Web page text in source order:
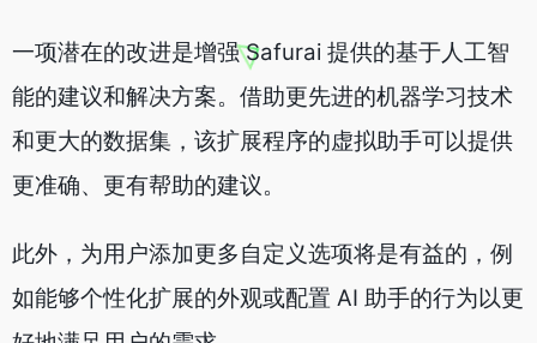
一项潜在的改进是增强 Safurai 提供的基于人工智
能的建议和解决方案。借助更先进的机器学习技术
和更大的数据集，该扩展程序的虚拟助手可以提供
更准确、更有帮助的建议。
此外，为用户添加更多自定义选项将是有益的，例
如能够个性化扩展的外观或配置 AI 助手的行为以更